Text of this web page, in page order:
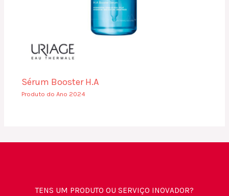
Sérum Booster H.A
Produto do Ano 2024
TENS UM PRODUTO OU SERVIÇO INOVADOR?